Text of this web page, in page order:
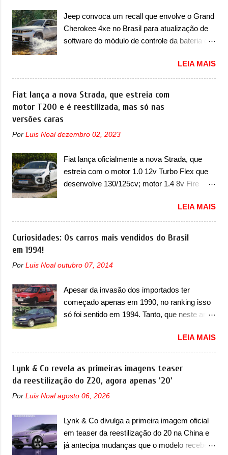
versão mais esportiva, o A05s. Previsto para
ser lançado ainda neste ano na China, o
compacto elétrico colocará a Leapmotor para
de compactos, como BYD Dolphin e Geely
EX2. Visualmente, o A05 conta com um
design já visto por outros modelos da marca,
em especial do SUV compacto A10.
nasce com um design que está bastante
faróis com um desenho mais retangular, com
um pequeno prolongamento para as laterais.
Os faróis cont...
Jeep convoca um recall que envolve o Grand
Cherokee 4xe no Brasil para atualização de
software do módulo de controle da bateria e
Jeep convocou no dia 10 de outubro de 2025
um chamado que envolve os proprietários do
Grand Cherokee 4xe, em sua versão única
Limited, com unidades de ano/modelo 2023 e
concessionária mais próxima para a solução
uma atualização do software do módulo de
controle da bateria (AHCP e HCP). Para
alguns veículos envolvidos, também, será
substituição do motor do ventilador HVAC
(aquecimento, ventilação e ar-condicionado).
A marca também confirmou que “foi
sobrecarga do microprocessador do Módulo
causar a perda de força motriz, requerendo a
atualização do software do modulo de...
LEIA MAIS
Fiat lança a nova Strada, que estreia com
motor T200 e é reestilizada, mas só nas
versões caras
Por Luis Noal dezembro 02, 2023
Fiat lança oficialmente a nova Strada, que
estreia com o motor 1.0 12v Turbo Flex que
desenvolve 130/125cv; motor 1.4 8v Fire
oficialmente a nova Strada, que aparece com
mudanças visuais e com uma nova opção de
motor. Depois da picape compacta receber o
do motor 1.0 12v Turbo Flex, conhecido
a Fiat Strada soube ser mutável com
avanços importantes que a concorrência
nunca conseguiu acompanhar e agora ela
chegada do motor T200, que estreou nos
irmãos Pulse e Fastback. "A Fiat Strada é
mais do que uma picape, é uma verdadeira
revolução no mercado automotivo. Há alguns
anos era improvável pensar que uma picape
que só a Strada fez. Mais do que isso: ela é a
prova viva que time que está ganhando se
mexe sim. Ao longo da sua história, ela...
LEIA MAIS
Curiosidades: Os carros mais vendidos do Brasil
em 1994!
Por Luis Noal outubro 07, 2014
Apesar da invasão dos importados ter
começado apenas em 1990, no ranking isso
só foi sentido em 1994. Tanto, que neste ano,
ao começar pelo Chevrolet Corsa, o mais
destacado deles no ranking que perdurou no
nosso mercado até início de 2012 e com
certeza foi um grandioso lançamento da
Chevrolet que assustou a concorrência.
Nesse ano também era lançada a nova
anos ganhava uma nova geração feita do
zero, apelidada de "Bolinha" por suas formas
arredondadas. Além do Gol, outro
LEIA MAIS
Lynk & Co revela as primeiras imagens teaser
da reestilização do Z20, agora apenas '20'
Por Luis Noal agosto 06, 2026
Lynk & Co divulga a primeira imagem oficial
em teaser da reestilização do 20 na China e
já antecipa mudanças que o modelo receberá